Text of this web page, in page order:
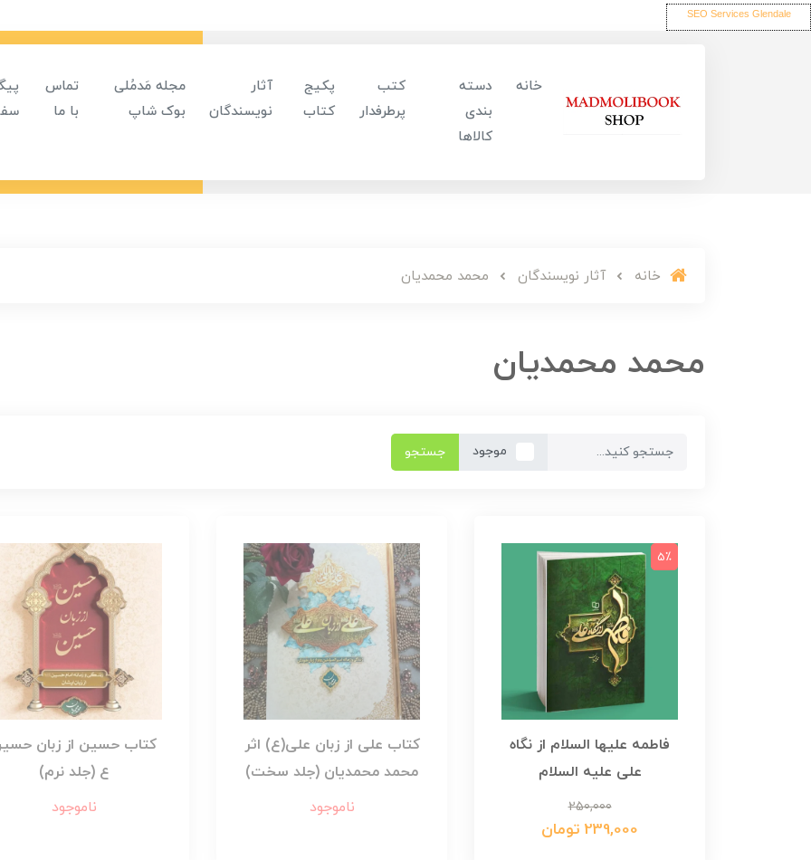
SEO Services Glendale
خانه
دسته
بندی
کالاها
کتب
پرطرفدار
پکیج
کتاب
آثار
نویسندگان
مجله مَدمُلی
بوک شاپ
تماس
با ما
خانه آثار نویسندگان محمد محمدیان
محمد محمدیان
موجود جستجو
فاطمه علیها السلام از نگاه
علی علیه السلام
250,000
239,000 تومان
5٪
کتاب علی از زبان علی(ع) اثر
محمد محمدیان (جلد سخت)
ناموجود
کتاب حسین از زبان
ع (جلد نرم)
ناموجود